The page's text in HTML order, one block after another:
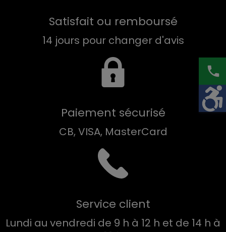
Satisfait ou remboursé
14 jours pour changer d'avis
Paiement sécurisé
CB, VISA, MasterCard
Service client
Lundi au vendredi de 9 h à 12 h et de 14 h à
phone